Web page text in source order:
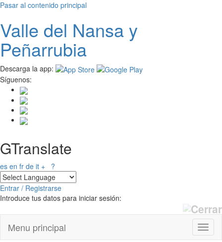
Pasar al contenido principal
Valle del Nansay
Peñarrubia
Descarga la app:
Síguenos:
GTranslate
es en fr de it + ?
Entrar / Registrarse
Introduce tus datos para iniciar sesión:
Menu principal